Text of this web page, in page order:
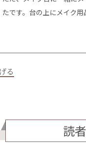
たです。台の上にメイク
る
読